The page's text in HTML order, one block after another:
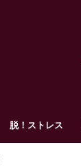
脱！ストレス